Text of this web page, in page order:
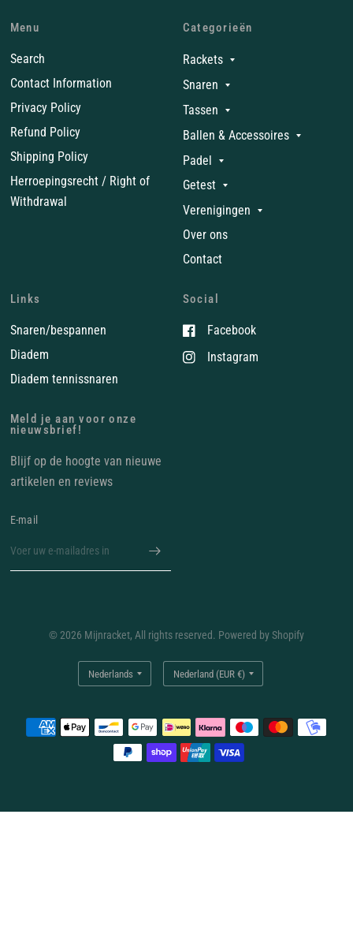
Menu
Search
Contact Information
Privacy Policy
Refund Policy
Shipping Policy
Herroepingsrecht / Right of
Withdrawal
Categorieën
Rackets
Snaren
Tassen
Ballen & Accessoires
Padel
Getest
Verenigingen
Over ons
Contact
Links
Snaren/bespannen
Diadem
Diadem tennissnaren
Social
Facebook
Instagram
Meld je aan voor onze
nieuwsbrief!
Blijf op de hoogte van nieuwe
artikelen en reviews
E‑mail
© 2026 Mijnracket, All rights reserved. Powered by Shopify
Land/regio
bijwerken
Land/regio
bijwerken